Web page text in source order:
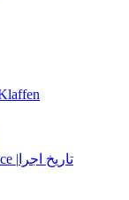
Date of Performance |تاریخ اجرا